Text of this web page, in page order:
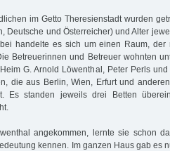
im Getto Theresienstadt wurden
Deutsche und Österreicher) und Alter
handelte es sich um einen Raum, der
Betreuerinnen und Betreuer wohnten
G. Arnold Löwenthal, Peter Perls
die aus Berlin, Wien, Erfurt und
Es standen jeweils drei Betten
angekommen, lernte sie schon
kennen. Im ganzen Haus gab es